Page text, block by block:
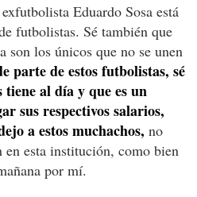
Eduardo Sosa está
futbolistas. Sé también que
son los únicos que no se unen
parte de estos futbolistas, sé
al día y que es un
sus respectivos salarios,
a estos muchachos, no
en esta institución, como bien
por mí.